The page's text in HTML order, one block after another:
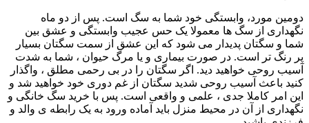
دومین مورد، وابستگی خود شما به سگ است. پس از دو ماه
نگهداری از سگ ها معمولا یک حس عجیب وابستگی و عشق بین
شما و سگتان پدیدار می شود که این عشق از سمت سگتان بسیار
پر رنگ تر است. در صورت بیماری و یا مرگ حیوان ، شما به شدت
آسیب روحی خواهید دید. اگر سگتان را در بی رحمی مطلق ، واگذار
کنید باعث آسیب روحی شدید سگتان از غم دوری خود خواهید شد و
این امر کاملا جدی ، علمی و واقعی است. پس با خرید سگ خانگی و
نگهداری از آن در محیط منزل باید آماده ورود به یک رابطه ی والد و